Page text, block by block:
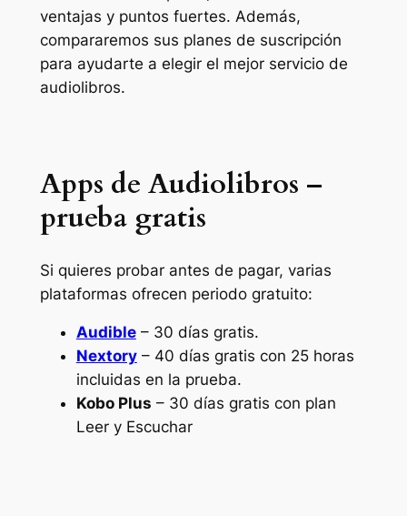
ventajas y puntos fuertes. Además,
compararemos sus planes de suscripción
para ayudarte a elegir el mejor servicio de
audiolibros.
Apps de Audiolibros –
prueba gratis
Si quieres probar antes de pagar, varias
plataformas ofrecen periodo gratuito:
Audible– 30 días gratis.
Nextory– 40 días gratis con 25 horas
incluidas en la prueba.
Kobo Plus – 30 días gratis con plan
Leer y Escuchar